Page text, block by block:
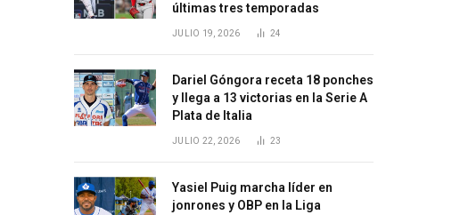
últimas tres temporadas
JULIO 19, 2026 24
Dariel Góngora receta 18 ponches
y llega a 13 victorias en la Serie A
Plata de Italia
JULIO 22, 2026 23
Yasiel Puig marcha líder en
jonrones y OBP en la Liga